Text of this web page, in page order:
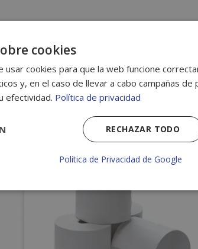
cookies
usar cookies para que la web funcione
y, en el caso de llevar a cabo campañas de
efectividad. Política de privacidad
RECHAZAR TODO
Política de Privacidad de Google